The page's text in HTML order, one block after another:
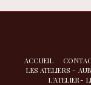
ACCUEIL
LES ATELIERS -
L'ATELIER-